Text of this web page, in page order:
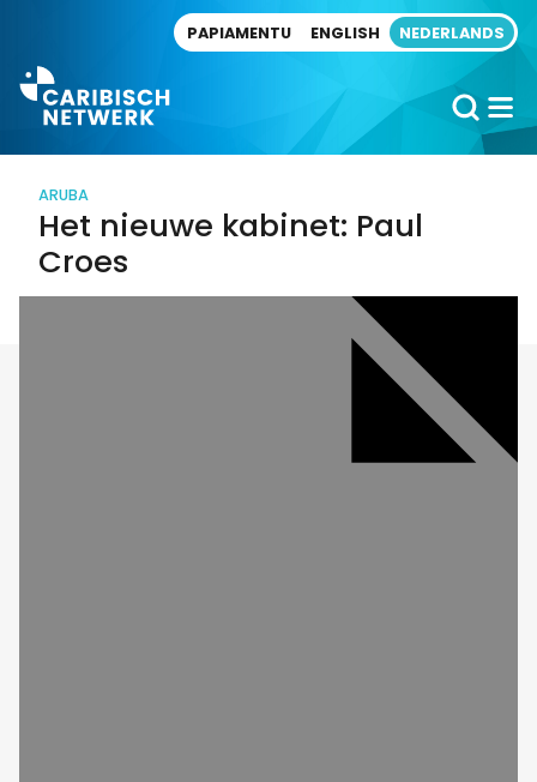
PAPIAMENTU ENGLISH NEDERLANDS
ARUBA
Het nieuwe kabinet: Paul
Croes